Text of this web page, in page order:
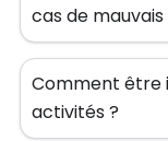
cas de
Comment être
activités ?